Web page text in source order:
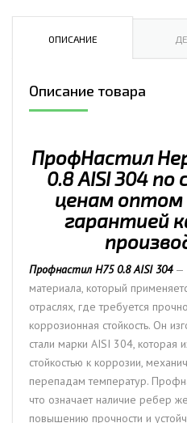
нержавеющий
304
ОПИСАНИЕ
Описание товара
ПрофHастил
0.8 AISI 304
ценам оптом
гарантией
Профнастил Н75 0.8 AISI 304—
материала, который
отраслях, где требуется
коррозионная стойкость. Он
стали марки AISI 304, которая
стойкостью к коррозии,
перепадам температур.
что означает наличие ребер
повышению прочности и